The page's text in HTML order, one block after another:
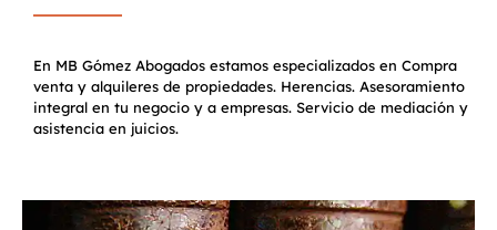
En MB Gómez Abogados estamos especializados en Compra
venta y alquileres de propiedades. Herencias. Asesoramiento
integral en tu negocio y a empresas. Servicio de mediación y
asistencia en juicios.